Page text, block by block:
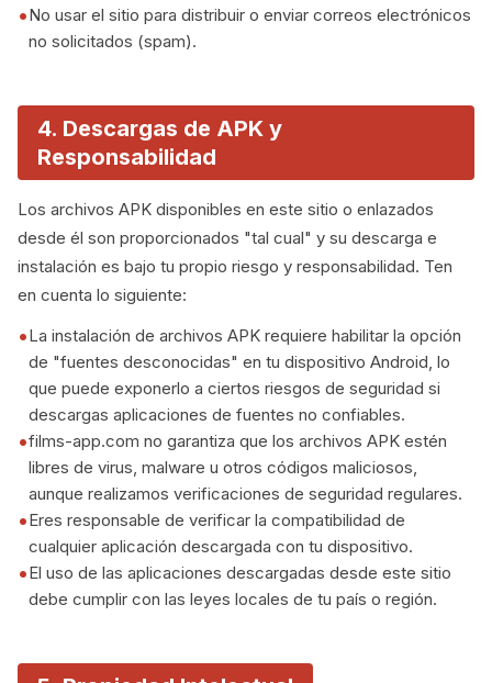
No usar el sitio para distribuir o enviar correos electrónicos
no solicitados (spam).
4. Descargas de APK y
Responsabilidad
Los archivos APK disponibles en este sitio o enlazados
desde él son proporcionados "tal cual" y su descarga e
instalación es bajo tu propio riesgo y responsabilidad. Ten
en cuenta lo siguiente:
La instalación de archivos APK requiere habilitar la opción
de "fuentes desconocidas" en tu dispositivo Android, lo
que puede exponerlo a ciertos riesgos de seguridad si
descargas aplicaciones de fuentes no confiables.
films-app.com no garantiza que los archivos APK estén
libres de virus, malware u otros códigos maliciosos,
aunque realizamos verificaciones de seguridad regulares.
Eres responsable de verificar la compatibilidad de
cualquier aplicación descargada con tu dispositivo.
El uso de las aplicaciones descargadas desde este sitio
debe cumplir con las leyes locales de tu país o región.